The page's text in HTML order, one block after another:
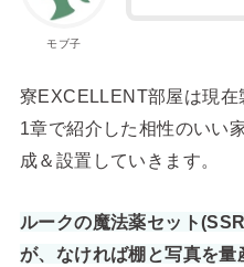
モブ子
寮EXCELLENT部屋は現
1章で紹介した相性のいい
成＆設置していきます。
ルークの魔法薬セット
が、なければ棚と写真を量